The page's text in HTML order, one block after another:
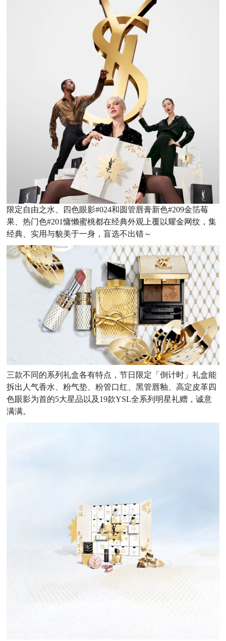
限定自由之水、四色眼影#024和圆管唇膏新色#209金箔莓
果、热门色#201慵懒蜜桃都在经典外观上覆以耀金网纹，集
经典、实用与貌美于一身，盲选不出错～
三款不同的系列礼盒各有特点，节日限定「倒计时」礼盒能
拆出人气香水、粉气垫、粉管口红、黑管唇釉、高定皮革四
色眼影为首的5大星品以及19款YSL全系列明星礼赠，诚意
满满。